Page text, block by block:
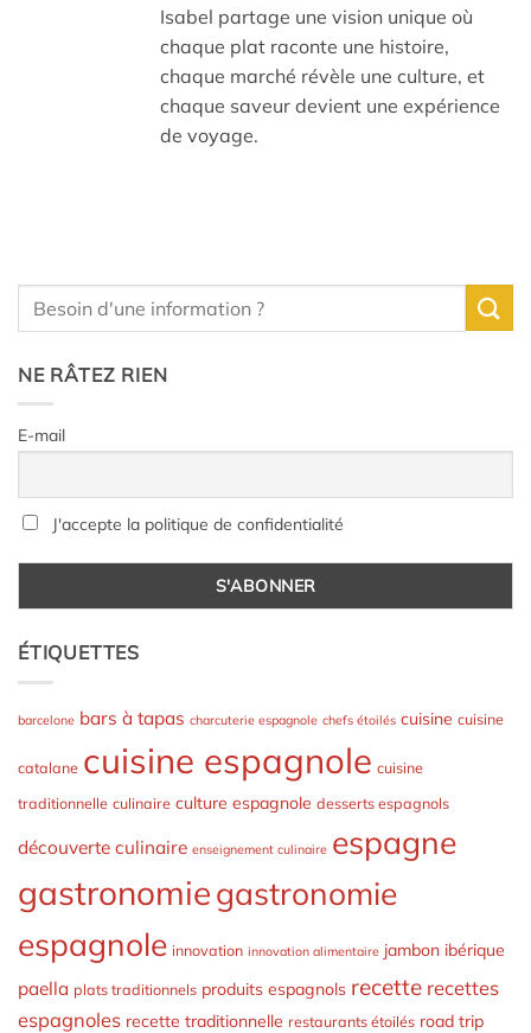
Isabel partage une vision unique où
chaque plat raconte une histoire,
chaque marché révèle une culture, et
chaque saveur devient une expérience
de voyage.
NE RÂTEZ RIEN
E-mail
J'accepte la politique de confidentialité
ÉTIQUETTES
barcelone bars à tapas charcuterie espagnole chefs étoilés cuisine cuisine
catalane cuisine espagnole cuisine
traditionnelle culinaire culture espagnole desserts espagnols
découverte culinaire enseignement culinaire espagne
gastronomiegastronomie
espagnole innovation innovation alimentaire jambon ibérique
paella plats traditionnels produits espagnols recette recettes
espagnoles recette traditionnelle restaurants étoilés road trip